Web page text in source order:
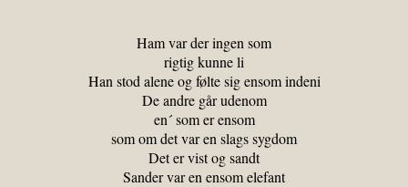
Ham var der ingen som
rigtig kunne li
Han stod alene og følte sig ensom indeni
De andre går udenom
en´ som er ensom
som om det var en slags sygdom
Det er vist og sandt
Sander var en ensom elefant